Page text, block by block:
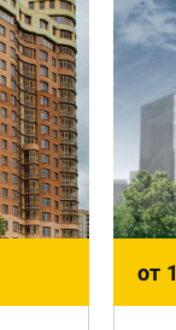
от